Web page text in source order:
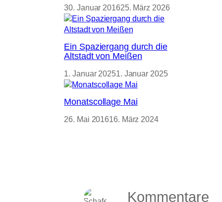
30. Januar 201625. März 2026
Ein Spaziergang durch die
Altstadt von Meißen
1. Januar 20251. Januar 2025
Monatscollage Mai
26. Mai 201616. März 2024
Kommentare